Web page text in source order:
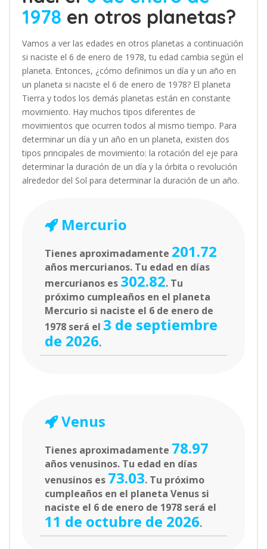
1978 en otros planetas?
Vamos a ver las edades en otros planetas a continuación
si naciste el 6 de enero de 1978, tu edad cambia según el
planeta. Entonces, ¿cómo definimos un día y un año en
un planeta si naciste el 6 de enero de 1978? El planeta
Tierra y todos los demás planetas están en constante
movimiento. Hay muchos tipos diferentes de
movimientos que ocurren todos al mismo tiempo. Para
determinar un día y un año en un planeta, existen dos
tipos principales de movimiento: la rotación del eje para
determinar la duración de un día y la órbita o revolución
alrededor del Sol para determinar la duración de un año.
Mercurio
Tienes aproximadamente 201.72
años mercurianos. Tu edad en días
mercurianos es 302.82. Tu
próximo cumpleaños en el planeta
Mercurio si naciste el 6 de enero de
1978 será el 3 de septiembre
de 2026.
Venus
Tienes aproximadamente 78.97
años venusinos. Tu edad en días
venusinos es 73.03. Tu próximo
cumpleaños en el planeta Venus si
naciste el 6 de enero de 1978 será el
11 de octubre de 2026.